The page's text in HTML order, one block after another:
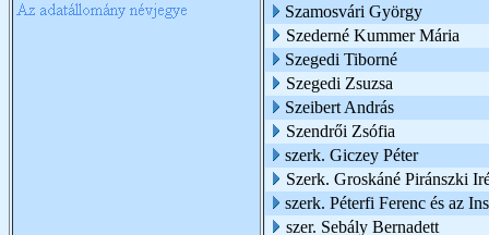
Szamosvári György
Szederné Kummer Mária
Szegedi Tiborné
Szegedi Zsuzsa
Szeibert András
Szendrői Zsófia
szerk. Giczey Péter
Szerk. Groskáné Piránszki
szerk. Péterfi Ferenc és az
szer. Sebály Bernadett